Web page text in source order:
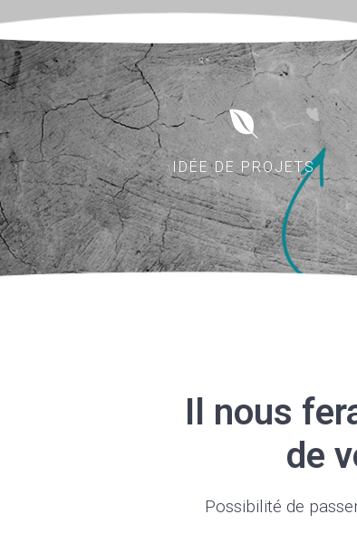
IDÉE DE PROJETS
Il nous
de
Possibilité de